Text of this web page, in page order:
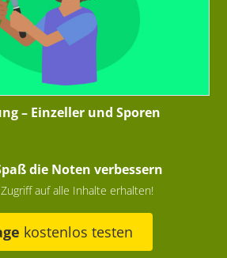
– Einzeller und Sporen
die Noten verbessern
auf alle Inhalte erhalten!
kostenlos testen